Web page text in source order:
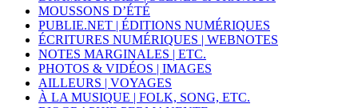
MOUSSONS D’ÉTÉ
PUBLIE.NET | ÉDITIONS NUMÉRIQUES
ÉCRITURES NUMÉRIQUES | WEBNOTES
NOTES MARGINALES | ETC.
PHOTOS & VIDÉOS | IMAGES
AILLEURS | VOYAGES
À LA MUSIQUE | FOLK, SONG, ETC.